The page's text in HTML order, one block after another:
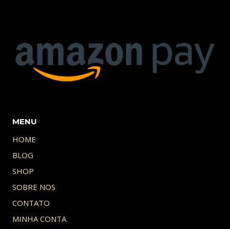
MENU
HOME
BLOG
SHOP
SOBRE NOS
CONTATO
MINHA CONTA